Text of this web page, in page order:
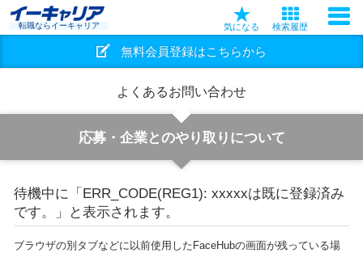
転職ならイーキャリア 気になる 検索履歴
無料会員登録はこちらから
よくあるお問い合わせ
応募・企業とのやり取りについて
待機中に「ERR_CODE(REG1): xxxxxは既に登録済み
です。」と表示されます。
ブラウザの別タブなどに以前使用したFaceHubの画面が残っている場